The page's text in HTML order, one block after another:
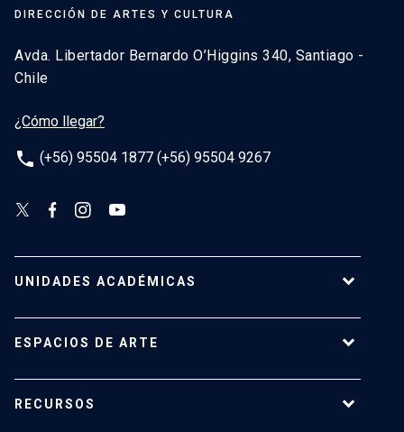
DIRECCIÓN DE ARTES Y CULTURA
Avda. Libertador Bernardo O’Higgins 340, Santiago -
Chile
¿Cómo llegar?
phone (+56) 95504 1877 (+56) 95504 9267
UNIDADES ACADÉMICAS
Escuela de Arte
Escuela de Diseño
ESPACIOS DE ARTE
RECURSOS